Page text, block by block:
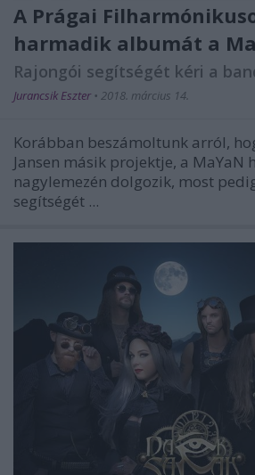
A Prágai
harmadik albumát a
Rajongói segítségét kéri a
Jurancsik Eszter • 2018. március 14.
Korábban beszámoltunk arról,
Jansen másik projektje, a MaYaN
nagylemezén dolgozik, most
segítségét ...